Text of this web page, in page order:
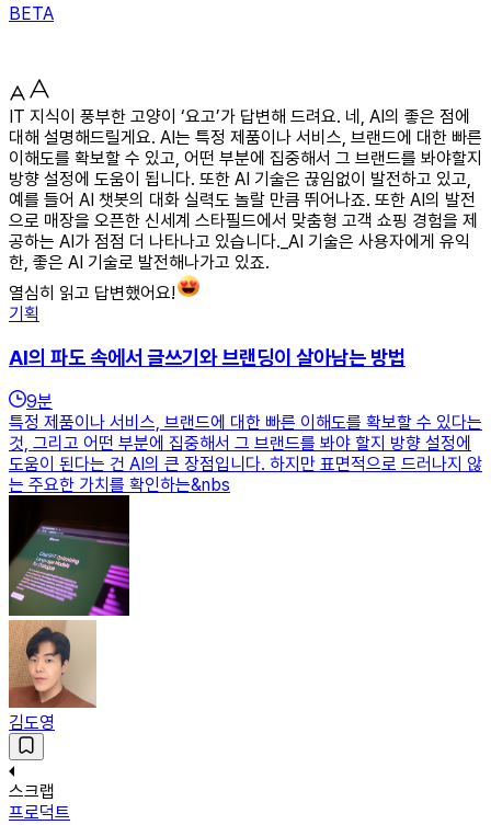
BETA
IT 지식이 풍부한 고양이 ‘요고’가 답변해 드려요. 네, AI의 좋은 점에
대해 설명해드릴게요. AI는 특정 제품이나 서비스, 브랜드에 대한 빠른
이해도를 확보할 수 있고, 어떤 부분에 집중해서 그 브랜드를 봐야할지
방향 설정에 도움이 됩니다. 또한 AI 기술은 끊임없이 발전하고 있고,
예를 들어 AI 챗봇의 대화 실력도 놀랄 만큼 뛰어나죠. 또한 AI의 발전
으로 매장을 오픈한 신세계 스타필드에서 맞춤형 고객 쇼핑 경험을 제
공하는 AI가 점점 더 나타나고 있습니다._AI 기술은 사용자에게 유익
한, 좋은 AI 기술로 발전해나가고 있죠.
열심히 읽고 답변했어요!
기획
AI의 파도 속에서 글쓰기와 브랜딩이 살아남는 방법
9분
특정 제품이나 서비스, 브랜드에 대한 빠른 이해도를 확보할 수 있다는
것, 그리고 어떤 부분에 집중해서 그 브랜드를 봐야 할지 방향 설정에
도움이 된다는 건 AI의 큰 장점입니다. 하지만 표면적으로 드러나지 않
는 주요한 가치를 확인하는&nbs
김도영
스크랩
프로덕트